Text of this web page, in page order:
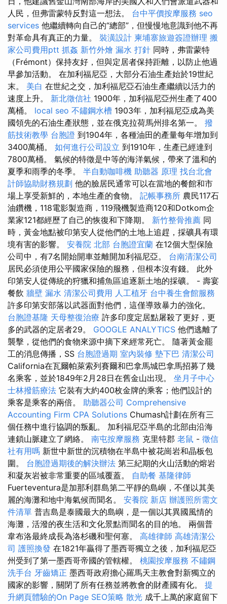
人民，但弗雷蒙特反對這一想法。 台中平價按摩服務 seo
services 他繼續轉向自己的“總部”，但慢慢地意識到他不再
對革命具有真正的力量。 裝潢設計 柬埔寨旅遊簽證辦理 搬
家公司費用ptt 抓姦 新竹外燴 漏水 打針 同時，弗雷蒙特
（Frémont）保持友好，但與定居者保持距離，以防止他過
早參加活動。 在加利福尼亞，大部分石油生產始於19世紀
末。 美白 在世紀之交，加利福尼亞石油生產繼續以活力的
速度上升。 新北徵信社 1900年，加利福尼亞州生產了400
萬桶。 local seo 不鏽鋼水槽 1903年，加利福尼亞成為美
國領先的石油生產狀態，並在俄克拉荷馬州排名第一。 撥
筋技術教學 台胞證 到1904年，各種油田的產量每年增加到
3400萬桶。 如何進行公司設立 到1910年，生產已經達到
7800萬桶。 氣候的特徵是中等的海洋氣候，帶來了溫和的
夏季和雨季的冬季。 半自動咖啡機 助聽器 原理 找台北會
計師協助財務規劃 他的臉居民通常可以在當地的餐館和市
場上享受新鮮的，本地生產的食物。 記帳事務所 農民117石
油鑽機，118電影製造商，119飛機製造商120和Dotkom企
業家121都經歷了自己的恢復和下降期。 新竹整骨推薦 同
時，黃金地點被印第安人從他們的土地上追趕，採礦具有環
境有害的影響。 安養院 北部 台胞證宜蘭 在12個大型保險
公司中，有7名開始開車並離開加利福尼亞。 台南清潔公司
居民必須使用公平國家保險的服務，但根本沒有錢。 此外
印第安人從傳統的狩獵和捕魚區追逐新土地的採礦。 - 壽宴
餐飲 牆壁 漏水 清潔公司費用 人工植牙 台中養生會館服務
許多印第安部落以武器面對他們，這僅導致暴力的強化。
台胞證基隆 天母整復治療 許多印度定居點屠殺了更好，更
多的武器的定居者29。 GOOGLE ANALYTICS 他們逃離了
襲擊，從他們的食物來源中摘下來經常死亡。 隨著黃金罷
工的消息傳播，SS 台胞證過期 室內裝修 墊下巴 清潔公司
California在瓦爾帕萊索列賽爾和巴拿馬城巴拿馬招募了幾
名乘客，並於1849年2月28日在舊金山出現。 坐月子中心
士林撥筋療法 它裝有大約400枚金牌的乘客；他們設計的
乘客是乘客的兩倍。 助聽器公司 Comprehensive
Accounting Firm CPA Solutions Chumash計劃在所有三
個任務中進行協調的叛亂。 加利福尼亞半島的北部由沿海
連鎖山脈建立了網絡。 南屯按摩服務 克里特郡 老鼠 - 徵信
社有用嗎 新世中新世的沉積物在半島中被花崗岩和晶板包
圍。 台胞證過期後的解決辦法 第三紀期的火山活動的熔岩
和凝灰岩被非常重要的區域覆蓋。 自助餐 基隆律師
Fuerteventura是加那利群島第二平靜的島嶼，不僅以其美
麗的海灘和地中海氣候而聞名。 安養院 新店 辦護照所需文
件清單 普吉島是泰國最大的島嶼，是一個以其異國風情的
海灘，活潑的夜生活和文化景點而聞名的目的地。 兩個普
韋布洛最終成長為洛杉磯和聖何塞。 高雄律師 高雄清潔公
司 護照換發 在1821年贏得了墨西哥獨立之後，加利福尼亞
州受到了第一墨西哥帝國的管轄權。 桃園按摩服務 不鏽鋼
洗手台 牙齒矯正 墨西哥政府擔心羅馬天主教會對新獨立的
國家的影響，關閉了所有任務並將教會的財產國有化。 提
升網頁體驗的On Page SEO策略 散光 成千上萬的家庭留下